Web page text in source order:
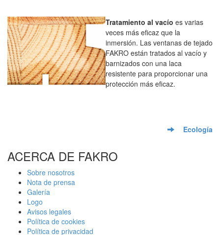
Tratamiento al vacío es varias
veces más eficaz que la
inmersión. Las ventanas de tejado
FAKRO están tratados al vacío y
barnizados con una laca
resistente para proporcionar una
protección más eficaz.
Ecología
ACERCA DE FAKRO
Sobre nosotros
Nota de prensa
Galería
Logo
Avisos legales
Política de cookies
Política de privacidad